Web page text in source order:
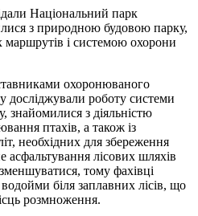
Національний парк
з природною будовою парку,
і системою охорони
охоронюваного
досліджували роботу системи
знайомилися з діяльністю
птахів, а також із
необхідних для збереження
асфальтування лісових шляхів
тому фахівці
біля заплавних лісів, що
розмноження.